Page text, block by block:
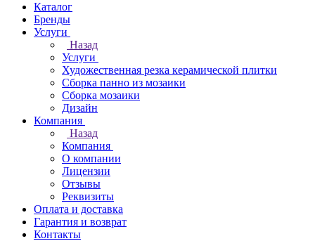
Каталог
Бренды
Услуги
Назад
Услуги
Художественная резка керамической плитки
Сборка панно из мозаики
Сборка мозаики
Дизайн
Компания
Назад
Компания
О компании
Лицензии
Отзывы
Реквизиты
Оплата и доставка
Гарантия и возврат
Контакты